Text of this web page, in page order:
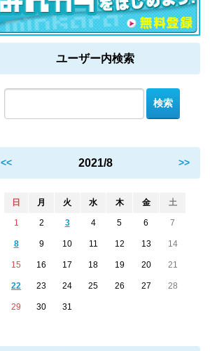
ユーザー内検索
<< 2021/8 >>
日 月 火 水 木 金 土
1 2 3 4 5 6 7
8 9 10 11 12 13 14
15 16 17 18 19 20 21
22 23 24 25 26 27 28
29 30 31